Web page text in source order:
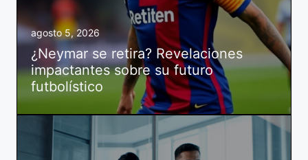
agosto 5, 2026
¿Neymar se retira? Revelaciones
impactantes sobre su futuro
futbolístico